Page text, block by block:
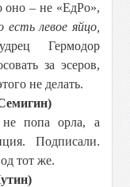
оно – не «ЕдРо»,
есть левое яйцо,
Гермодор
за эсеров,
не делать.
попа орла, а
Подписали.
тот же.